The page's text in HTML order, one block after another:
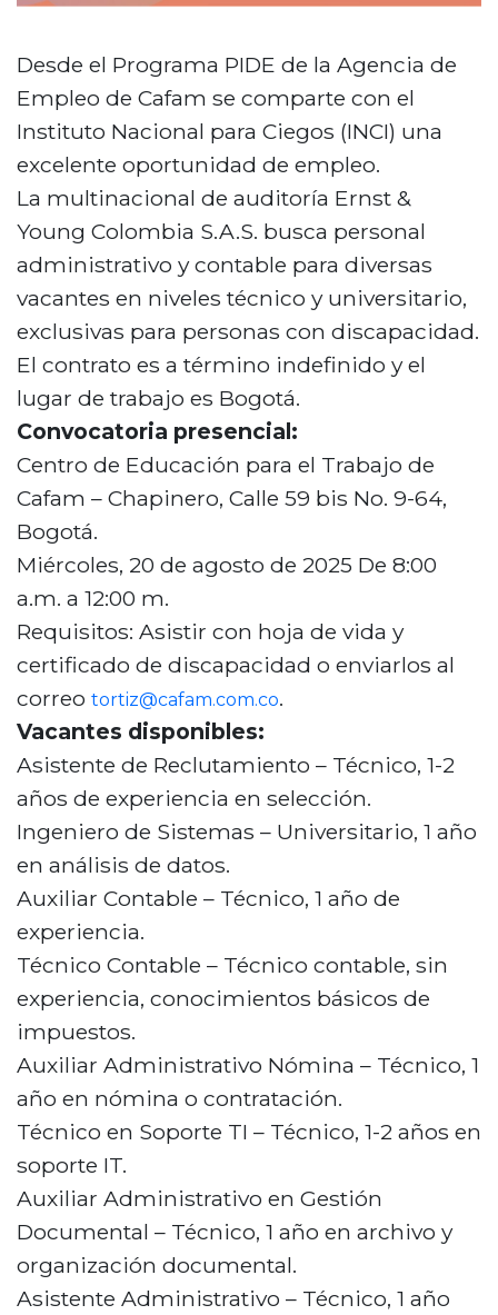
Desde el Programa PIDE de la Agencia de
Empleo de Cafam se comparte con el
Instituto Nacional para Ciegos (INCI) una
excelente oportunidad de empleo.
La multinacional de auditoría Ernst &
Young Colombia S.A.S. busca personal
administrativo y contable para diversas
vacantes en niveles técnico y universitario,
exclusivas para personas con discapacidad.
El contrato es a término indefinido y el
lugar de trabajo es Bogotá.
Convocatoria presencial:
Centro de Educación para el Trabajo de
Cafam – Chapinero, Calle 59 bis No. 9-64,
Bogotá.
Miércoles, 20 de agosto de 2025 De 8:00
a.m. a 12:00 m.
Requisitos: Asistir con hoja de vida y
certificado de discapacidad o enviarlos al
correo tortiz@cafam.com.co.
Vacantes disponibles:
Asistente de Reclutamiento – Técnico, 1-2
años de experiencia en selección.
Ingeniero de Sistemas – Universitario, 1 año
en análisis de datos.
Auxiliar Contable – Técnico, 1 año de
experiencia.
Técnico Contable – Técnico contable, sin
experiencia, conocimientos básicos de
impuestos.
Auxiliar Administrativo Nómina – Técnico, 1
año en nómina o contratación.
Técnico en Soporte TI – Técnico, 1-2 años en
soporte IT.
Auxiliar Administrativo en Gestión
Documental – Técnico, 1 año en archivo y
organización documental.
Asistente Administrativo – Técnico, 1 año